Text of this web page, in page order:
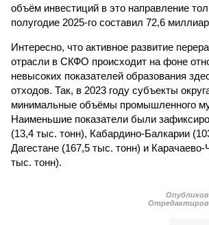
объём инвестиций в это направление
полугодие 2025-го составил 72,6
Интересно, что активное развитие
отрасли в СКФО происходит на фоне
невысоких показателей образования
отходов. Так, в 2023 году субъекты
минимальные объёмы промышленного
Наименьшие показатели были
(13,4 тыс. тонн), Кабардино-Балкарии
Дагестане (167,5 тыс. тонн) и Карачаево-
тыс. тонн).